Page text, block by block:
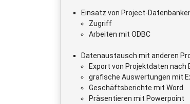
Einsatz von Project-
Zugriff
Arbeiten mit ODBC
Datenaustausch mit anderen
Export von Projektdaten nach
grafische Auswertungen mit
Geschäftsberichte mit Word
Präsentieren mit Powerpoint